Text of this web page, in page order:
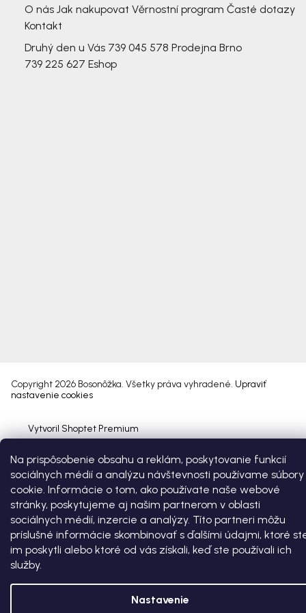
Na prispôsobenie obsahu a reklám, poskytovanie funkcií
sociálnych médií a analýzu návštevnosti používame súbory
cookie. Informácie o tom, ako používate naše webové
stránky, poskytujeme aj našim partnerom v oblasti
sociálnych médií, inzercie a analýzy. Títo partneri môžu
príslušné informácie skombinovať s ďalšími údajmi, ktoré
im poskytli alebo ktoré od vás získali, keď ste používali ich
služby.
Nastavenie
O nás Jak nakupovat Věrnostní program Časté dotazy
Kontakt
Druhý den u Vás 739 045 578 Prodejna Brno
739 225 627 Eshop
Vytvoril Shoptet Premium
Copyright 2026 Bosonôžka. Všetky práva vyhradené. Upraviť
nastavenie cookies